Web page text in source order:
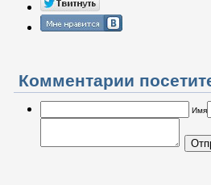
Комментарии
Имя